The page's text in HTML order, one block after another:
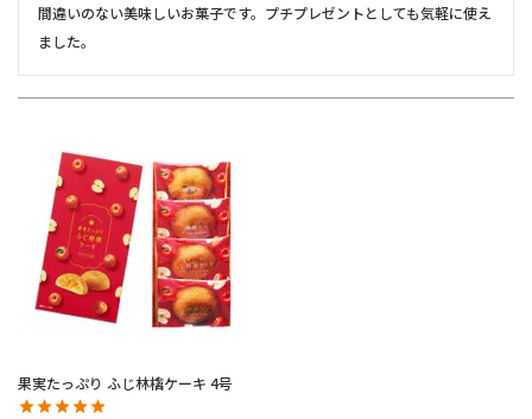
間違いのない美味しいお菓子です。プチプレゼントとしても気軽に使え
ました。
果実たっぷり ふじ林檎ケーキ 4号